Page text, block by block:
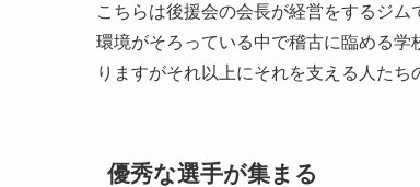
こちらは後援会の会長が経営をするジ
環境がそろっている中で稽古に臨める
りますがそれ以上にそれを支える人た
優秀な選手が集まる